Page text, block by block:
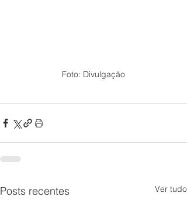
Foto: Divulgação
Posts recentes Ver tudo